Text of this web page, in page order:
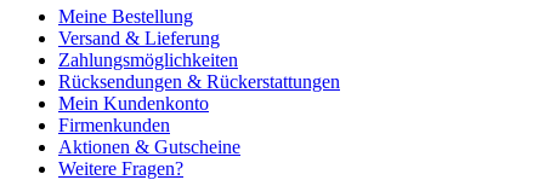
Meine Bestellung
Versand & Lieferung
Zahlungsmöglichkeiten
Rücksendungen & Rückerstattungen
Mein Kundenkonto
Firmenkunden
Aktionen & Gutscheine
Weitere Fragen?